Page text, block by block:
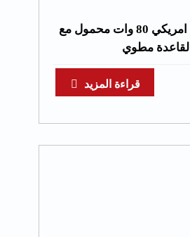
لوح WAGAN امريكي 80 وات محمول مع
القاعدة مطوي
قراءة المزيد